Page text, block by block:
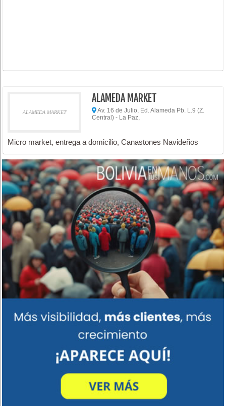
ALAMEDA MARKET
ALAMEDA MARKET
Av. 16 de Julio, Ed. Alameda Pb. L.9 (Z.
Central) - La Paz,
Micro market, entrega a domicilio, Canastones Navideños